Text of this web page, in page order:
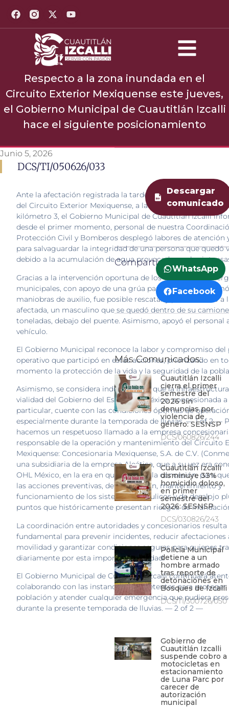
Respecto a la zona inundada en el
Circuito Exterior Mexiquense este jueves,
el Gobierno Municipal de Cuautitlán Izcalli
hace el siguiente posicionamiento
Junio 5, 2026
DCS/TI/050626/033
Ante la afectación registrada la tarde de este jueves en el
del Circuito Exterior Mexiquense, a la altura de la Avenida
kilómetro 3, el Gobierno Municipal de Cuautitlán Izcalli
desde el primer momento, personal de nuestra
Protección Civil y Bomberos desplegó labores de atención
para salvaguardar la integridad de una persona que quedó
debido a la acumulación de agua provocada por las
Gracias a la intervención oportuna de los cuerpos de
municipales, con apoyo de una grúa particular que se
maniobras de auxilio, fue posible rescatar y poner a salvo a
afectada, un masculino que se quedó dentro de su
toneladas, debajo del puente. Asimismo, apoyó el personal
vehículo.
El Gobierno Municipal reconoce la labor y compromiso del
operativo que participó en estas acciones, priorizando en
momento la protección de la vida y la seguridad de la
Asimismo, se considera indispensable que la
vialidad del Gobierno del Estado de México, concesionada
particular, cuente con las condiciones óptimas de
especialmente durante la temporada de lluvias. — 1 of 2 —
hacemos un respetuoso llamado a la empresa
responsable de la operación y mantenimiento del Circuito
Mexiquense: Concesionaria Mexiquense, S.A. de C.V.
una subsidiaria de la empresa Aleática, que a su vez era
OHL México, en la era en que se le dio la concesión, para
las acciones preventivas, de supervisión, mantenimiento y
funcionamiento de los sistemas hidráulicos y de desalojo
puntos que históricamente presentan riesgos de
La coordinación entre autoridades y concesionarios resulta
fundamental para prevenir incidentes, reducir afectaciones
movilidad y garantizar condiciones seguras para quienes
diariamente por esta importante vialidad.
El Gobierno Municipal de Cuautitlán Izcalli continuará
colaborando con las instancias competentes para proteger
población y atender cualquier emergencia que pudiera
durante la presente temporada de lluvias. — 2 of 2 —
Descargar
comunicado
Compartir:
WhatsApp
Facebook
Más Comunicados:
Cuautitlán Izcalli
cierra el primer
semestre del
2026 sin
denuncias por
violencia de
género: SESNSP
DCS/060826/244
Cuautitlán Izcalli
disminuye 33%
homicidio doloso,
en primer
semestre del
2026: SESNSP
DCS/030826/243
Policía Municipal
detiene a un
hombre armado
tras reporte de
detonaciones en
Bosques de Izcalli
DCS/TI/300726/050
Gobierno de
Cuautitlán Izcalli
suspende cobro a
motocicletas en
estacionamiento
de Luna Parc por
carecer de
autorización
municipal